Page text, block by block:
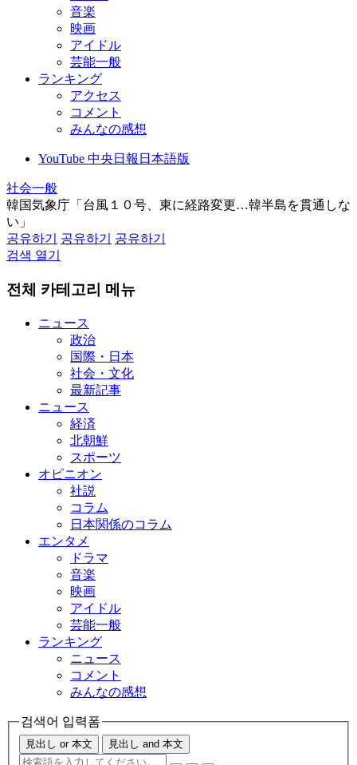
音楽
映画
アイドル
芸能一般
ランキング
アクセス
コメント
みんなの感想
YouTube 中央日報日本語版
社会一般
韓国気象庁「台風１０号、東に経路変更…韓半島を貫通しな
い」
공유하기
공유하기
공유하기
검색 열기
전체 카테고리 메뉴
ニュース
政治
国際・日本
社会・文化
最新記事
ニュース
経済
北朝鮮
スポーツ
オピニオン
社説
コラム
日本関係のコラム
エンタメ
ドラマ
音楽
映画
アイドル
芸能一般
ランキング
ニュース
コメント
みんなの感想
검색어 입력폼
見出し or 本文 見出し and 本文